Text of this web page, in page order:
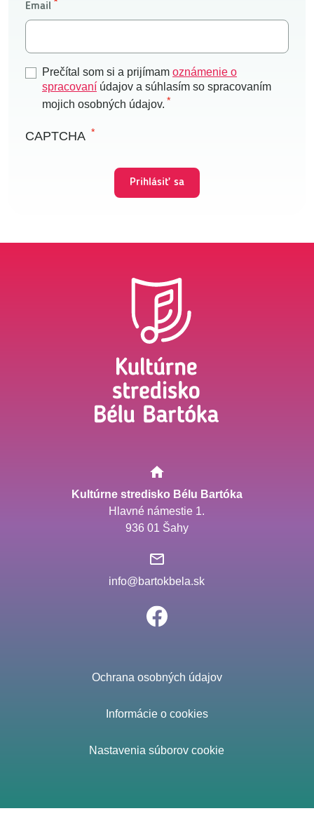
Email
Prečítal som si a prijímam oznámenie o
spracovaní údajov a súhlasím so spracovaním
mojich osobných údajov.
CAPTCHA
Kultúrne stredisko Bélu Bartóka
Hlavné námestie 1.
936 01 Šahy
info@bartokbela.sk
Ochrana osobných údajov
Informácie o cookies
Nastavenia súborov cookie